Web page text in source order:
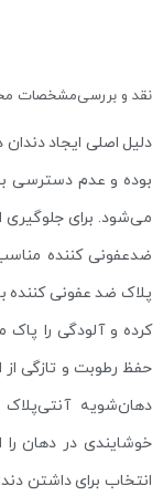
نقد و بررسیمشخصات
دلیل اصلی ایجاد دندان
بوده و عدم دسترسی
می‌شود. برای جلوگیری
ضدعفونی کننده
پلاک ضد عفونی کننده
کرده و آلودگی را
حفظ رطوبت و تازگی از
دهان‌شویه
خوشایندی در دهان
انتخاب برای داشتن